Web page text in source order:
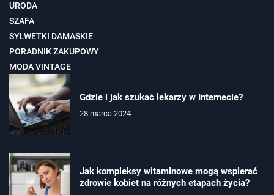
URODA
SZAFA
SYLWETKI DAMASKIE
PORADNIK ZAKUPOWY
MODA VINTAGE
Gdzie i jak szukać lekarzy w Internecie?
28 marca 2024
Jak kompleksy witaminowe mogą wspierać
zdrowie kobiet na różnych etapach życia?